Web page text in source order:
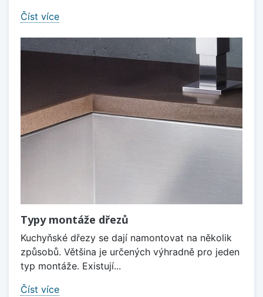
Číst více
Typy montáže dřezů
Kuchyňské dřezy se dají namontovat na několik
způsobů. Většina je určených výhradně pro jeden
typ montáže. Existují...
Číst více